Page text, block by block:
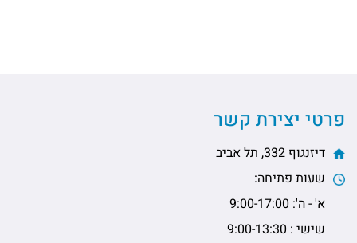
פרטי יצירת קשר
דיזנגוף 332, תל אביב
שעות פתיחה:
א' - ה': 9:00-17:00
שישי : 9:00-13:30